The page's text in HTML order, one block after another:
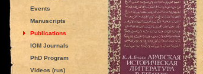
Events
Manuscripts
Publications
IOM Journals
PhD Program
Videos (rus)